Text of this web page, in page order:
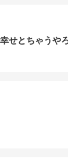
せとちゃうや